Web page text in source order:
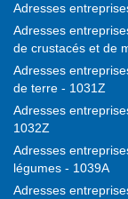
Adresses
Adresses
de crustacés et de
Adresses
de terre - 1031Z
Adresses
1032Z
Adresses
légumes - 1039A
Adresses